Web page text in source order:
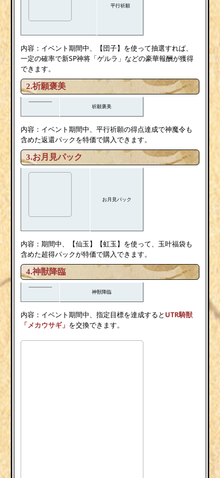
平行祈願
内容：イベント期間中、【団子】を使って抽選すれば、
一定の確率で新SP神将「ゲルラ」などの豪華報酬が獲得
できます。
2.祈願褒美
祈願褒美
内容：イベント期間中、平行祈願の得点達成で神魔令も
含めた返還パックを特価で購入できます。
3.お月見パック
お月見パック
内容：期間中、【仙玉】【虹玉】を使って、玉叶福袋も
含めた超得パックが特価で購入できます。
4.神獣降臨
神獣降臨
内容：イベント期間中、指定目標を達成すると UTR騎獣
「メカウサギ」 を交換できます。